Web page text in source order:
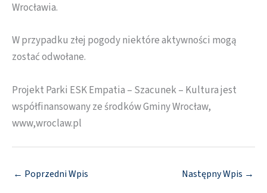
Wrocławia.
W przypadku złej pogody niektóre aktywności mogą
zostać odwołane.
Projekt Parki ESK Empatia – Szacunek – Kultura jest
współfinansowany ze środków Gminy Wrocław,
www,wroclaw.pl
← Poprzedni Wpis Następny Wpis →